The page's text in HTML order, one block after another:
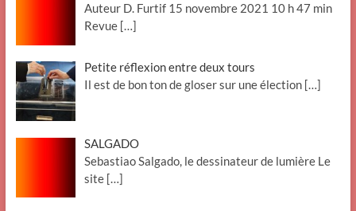
Auteur D. Furtif 15 novembre 2021 10 h 47 min
Revue […]
Petite réflexion entre deux tours
Il est de bon ton de gloser sur une élection […]
SALGADO
Sebastiao Salgado, le dessinateur de lumière Le
site […]